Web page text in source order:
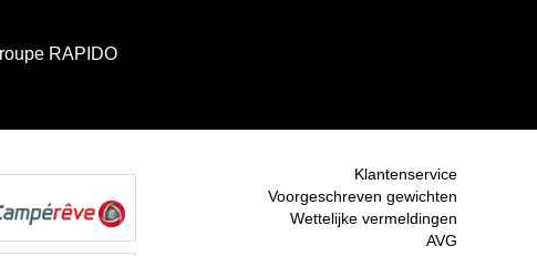
RAPIDO
Klantenservice
Voorgeschreven gewichten
Wettelijke vermeldingen
AVG